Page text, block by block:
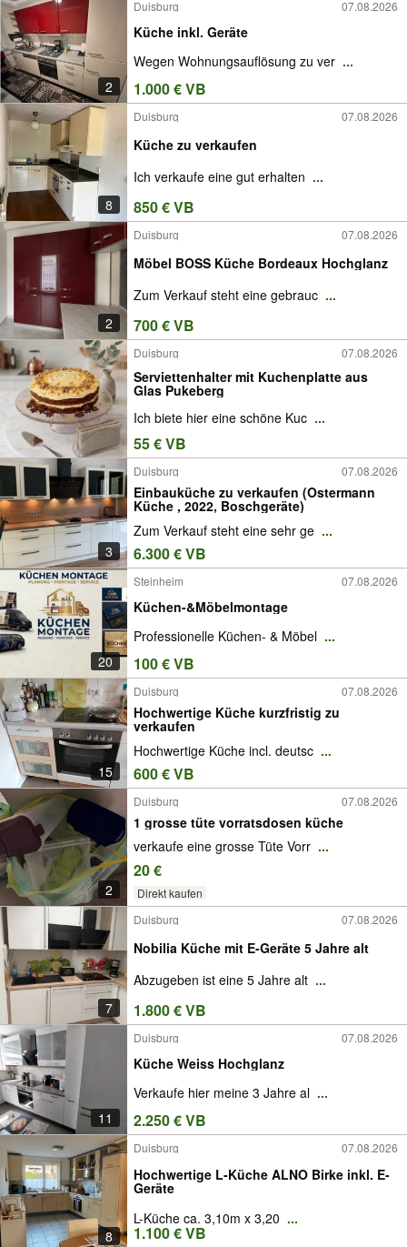
2
Duisburg 07.08.2026
Küche inkl. Geräte
Wegen Wohnungsauflösung zu ver ...
1.000 € VB
8
Duisburg 07.08.2026
Küche zu verkaufen
Ich verkaufe eine gut erhalten ...
850 € VB
2
Duisburg 07.08.2026
Möbel BOSS Küche Bordeaux Hochglanz
Zum Verkauf steht eine gebrauc ...
700 € VB
Duisburg 07.08.2026
Serviettenhalter mit Kuchenplatte aus
Glas Pukeberg
Ich biete hier eine schöne Kuc ...
55 € VB
3
Duisburg 07.08.2026
Einbauküche zu verkaufen (Ostermann
Küche , 2022, Boschgeräte)
Zum Verkauf steht eine sehr ge ...
6.300 € VB
20
Steinheim 07.08.2026
Küchen-&Möbelmontage
Professionelle Küchen- & Möbel ...
100 € VB
15
Duisburg 07.08.2026
Hochwertige Küche kurzfristig zu
verkaufen
Hochwertige Küche incl. deutsc ...
600 € VB
2
Duisburg 07.08.2026
1 grosse tüte vorratsdosen küche
verkaufe eine grosse Tüte Vorr ...
20 €
Direkt kaufen
7
Duisburg 07.08.2026
Nobilia Küche mit E-Geräte 5 Jahre alt
Abzugeben ist eine 5 Jahre alt ...
1.800 € VB
11
Duisburg 07.08.2026
Küche Weiss Hochglanz
Verkaufe hier meine 3 Jahre al ...
2.250 € VB
8
Duisburg 07.08.2026
Hochwertige L-Küche ALNO Birke inkl. E-
Geräte
L-Küche ca. 3,10m x 3,20 ...
1.100 € VB